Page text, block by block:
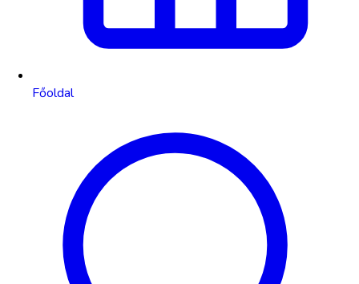
Főoldal